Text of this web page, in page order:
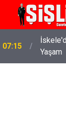
07:15
Yaşam